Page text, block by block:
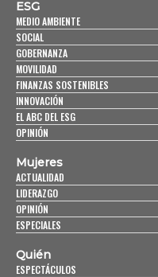
ESG
MEDIO AMBIENTE
SOCIAL
GOBERNANZA
MOVILIDAD
FINANZAS SOSTENIBLES
INNOVACIÓN
EL ABC DEL ESG
OPINIÓN
Mujeres
ACTUALIDAD
LIDERAZGO
OPINIÓN
ESPECIALES
Quién
ESPECTÁCULOS